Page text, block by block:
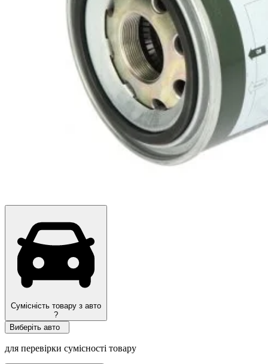
Сумісність товару з авто
?
Виберіть авто
для перевірки сумісності товару